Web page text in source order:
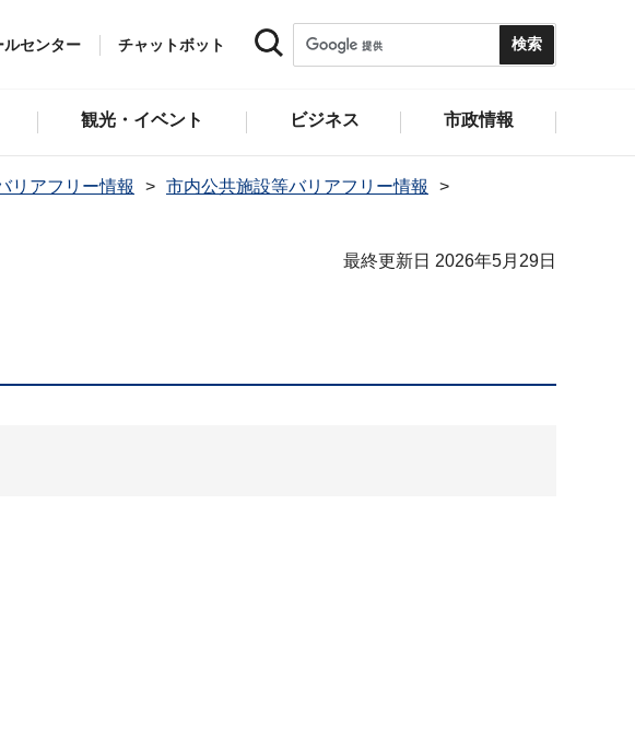
ルセンター チャットボット
観光・イベント ビジネス 市政情報
リアフリー情報
市内公共施設等バリアフリー情報
最終更新日 2026年5月29日